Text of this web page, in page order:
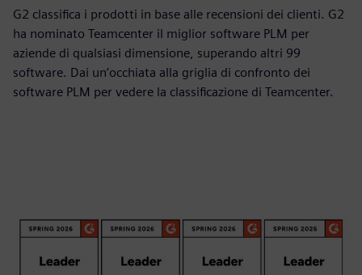
G2 classifica i prodotti in base alle recensioni dei clienti. G2
ha nominato Teamcenter il miglior software PLM per
aziende di qualsiasi dimensione, superando altri 99
software. Dai un’occhiata alla griglia di confronto dei
software PLM per vedere la classificazione di Teamcenter.